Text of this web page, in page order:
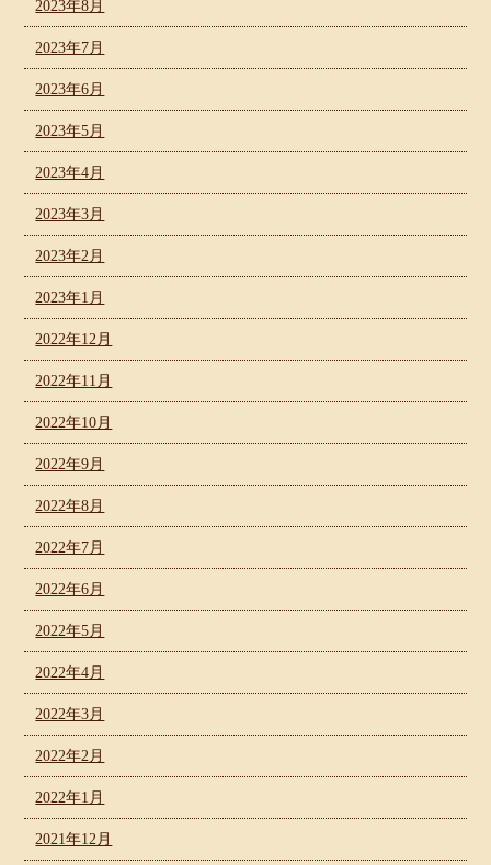
2023年8月
2023年7月
2023年6月
2023年5月
2023年4月
2023年3月
2023年2月
2023年1月
2022年12月
2022年11月
2022年10月
2022年9月
2022年8月
2022年7月
2022年6月
2022年5月
2022年4月
2022年3月
2022年2月
2022年1月
2021年12月